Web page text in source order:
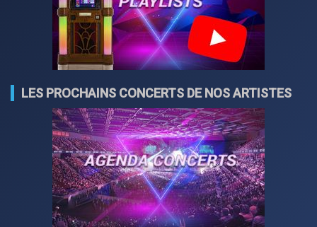
LES PROCHAINS CONCERTS DE NOS ARTISTES